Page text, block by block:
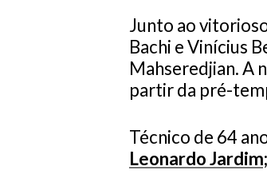
Junto ao
Bachi e Vinícius
Mahseredjian. A
partir da pré-
Técnico de 64
Leonardo Jardim;